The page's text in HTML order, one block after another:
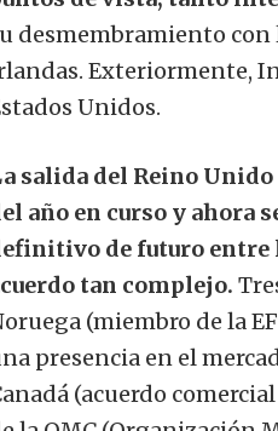
desmembramiento con
Exteriormente,
Unidos.
salida del Reino
año en curso y ahora
de futuro entre
tan complejo.
(miembro de la
presencia en el
(acuerdo